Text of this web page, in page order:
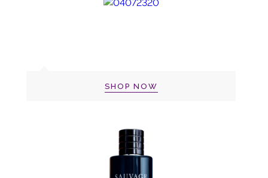
SHOP NOW